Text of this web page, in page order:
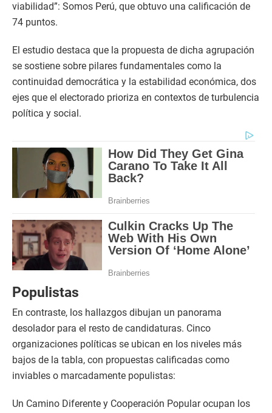
viabilidad”: Somos Perú, que obtuvo una calificación de
74 puntos.
El estudio destaca que la propuesta de dicha agrupación
se sostiene sobre pilares fundamentales como la
continuidad democrática y la estabilidad económica, dos
ejes que el electorado prioriza en contextos de turbulencia
política y social.
Populistas
En contraste, los hallazgos dibujan un panorama
desolador para el resto de candidaturas. Cinco
organizaciones políticas se ubican en los niveles más
bajos de la tabla, con propuestas calificadas como
inviables o marcadamente populistas:
Un Camino Diferente y Cooperación Popular ocupan los